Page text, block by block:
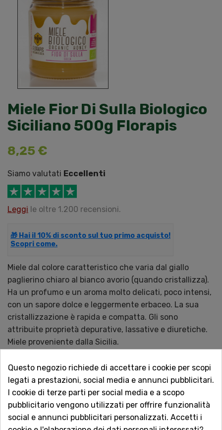
Miele Fior Di Sulla Biologico
Siciliano 500g Florapis
8,25 €
Siamo valutati Eccellenti
Leggi le oltre 1.200 recensioni.
🎁 Hai il 10% di sconto sul tuo primo acquisto!
Scopri come.
Miele dal colore caratteristico che varia dal giallo
paglierino chiaro al bianco avorio (quando cristallizza).
Ha un profumo e un aroma molto delicati, poco intensi,
con un sapore dolce e leggermente erbaceo. La sua
cristallizzazione è rapida e compatta. Gli sono
attribuite proprietà depurative, lassative e diuretiche.
Miele proveniente dalla Sicilia.
QUANTITÀ
Questo negozio richiede di accettare i cookie per scopi
legati a prestazioni, social media e annunci pubblicitari.
I cookie di terze parti per social media e a scopo
pubblicitario vengono utilizzati per offrire funzionalità
social e annunci pubblicitari personalizzati. Accetti i